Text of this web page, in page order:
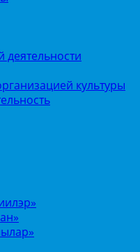
деятельности
культуры